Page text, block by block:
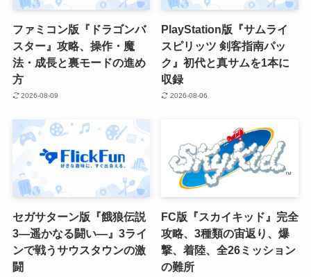
ファミコン版『ドラゴンバ
スター』攻略、操作・魔
法・成長と裏モードの進め
方
2026-08-09
PlayStation版『サムライ
スピリッツ 剣客指南パッ
ク』初代と真サムを1本に
収録
2026-08-06
セガサターン版『餓狼伝説
3―遥かなる闘い―』3ライ
ンで戦うサウスタウンの激
闘
FC版『スカイキッド』完全
攻略、3種類の宙返り、爆
撃、着陸、全26ミッション
の難所